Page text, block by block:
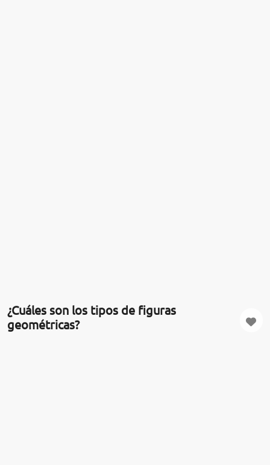
¿Cuáles son los tipos de figuras
geométricas?